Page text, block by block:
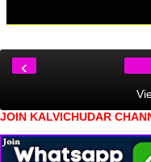
‹
JOIN KALVICHUDAR